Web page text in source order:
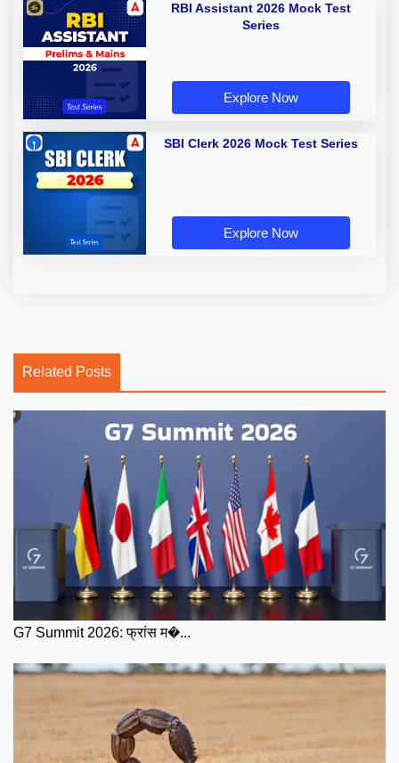
RBI Assistant 2026 Mock Test
Series
Explore Now
SBI Clerk 2026 Mock Test Series
Explore Now
Related Posts
G7 Summit 2026: फ्रांस म�...